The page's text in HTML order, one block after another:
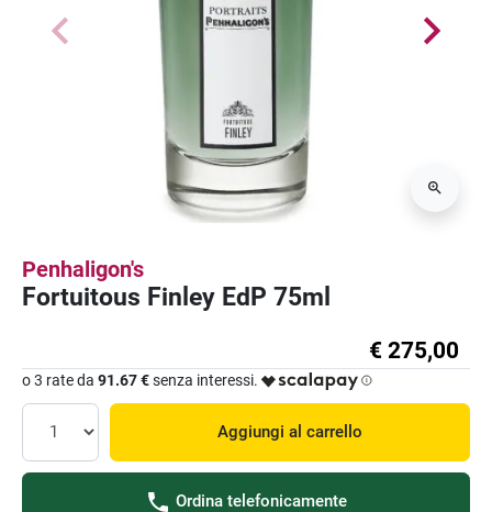
Penhaligon's
Fortuitous Finley EdP 75ml
€ 275,00
o 3 rate da 91.67 €senza interessi.
Aggiungi al carrello
Ordina telefonicamente